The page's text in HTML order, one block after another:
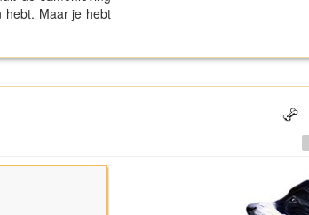
hebt. Maar je hebt